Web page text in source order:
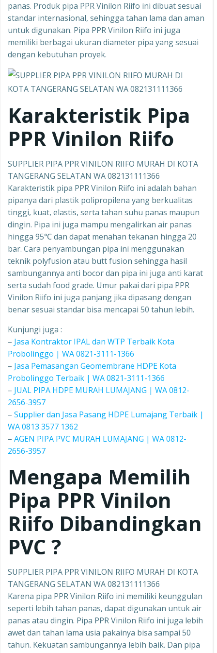
panas. Produk pipa PPR Vinilon Riifo ini dibuat sesuai
standar internasional, sehingga tahan lama dan aman
untuk digunakan. Pipa PPR Vinilon Riifo ini juga
memiliki berbagai ukuran diameter pipa yang sesuai
dengan kebutuhan proyek.
Karakteristik Pipa
PPR Vinilon Riifo
SUPPLIER PIPA PPR VINILON RIIFO MURAH DI KOTA
TANGERANG SELATAN WA 082131111366
Karakteristik pipa PPR Vinilon Riifo ini adalah bahan
pipanya dari plastik polipropilena yang berkualitas
tinggi, kuat, elastis, serta tahan suhu panas maupun
dingin. Pipa ini juga mampu mengalirkan air panas
hingga 95℃ dan dapat menahan tekanan hingga 20
bar. Cara penyambungan pipa ini menggunakan
teknik polyfusion atau butt fusion sehingga hasil
sambungannya anti bocor dan pipa ini juga anti karat
serta sudah food grade. Umur pakai dari pipa PPR
Vinilon Riifo ini juga panjang jika dipasang dengan
benar sesuai standar bisa mencapai 50 tahun lebih.
Kunjungi juga :
– Jasa Kontraktor IPAL dan WTP Terbaik Kota
Probolinggo | WA 0821-3111-1366
– Jasa Pemasangan Geomembrane HDPE Kota
Probolinggo Terbaik | WA 0821-3111-1366
– JUAL PIPA HDPE MURAH LUMAJANG | WA 0812-
2656-3957
– Supplier dan Jasa Pasang HDPE Lumajang Terbaik |
WA 0813 3577 1362
– AGEN PIPA PVC MURAH LUMAJANG | WA 0812-
2656-3957
Mengapa Memilih
Pipa PPRVinilon
Riifo Dibandingkan
PVC ?
SUPPLIER PIPA PPR VINILON RIIFO MURAH DI KOTA
TANGERANG SELATAN WA 082131111366
Karena pipa PPR Vinilon Riifo ini memiliki keunggulan
seperti lebih tahan panas, dapat digunakan untuk air
panas atau dingin. Pipa PPR Vinilon Riifo ini juga lebih
awet dan tahan lama usia pakainya bisa sampai 50
tahun. Kekuatan sambungannya lebih baik. Dan pipa